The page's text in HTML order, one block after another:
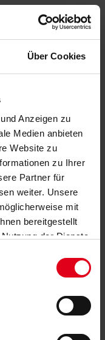
Über Cookies
Anzeigen zu
Medien anbieten
Website zu
zu Ihrer
Partner für
weiter. Unsere
mit
bereitgestellt
der Dienste